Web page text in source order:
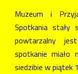
Muzeum i
Spotkania
powtarzalny
spotkanie miało
siedzibie w piątek